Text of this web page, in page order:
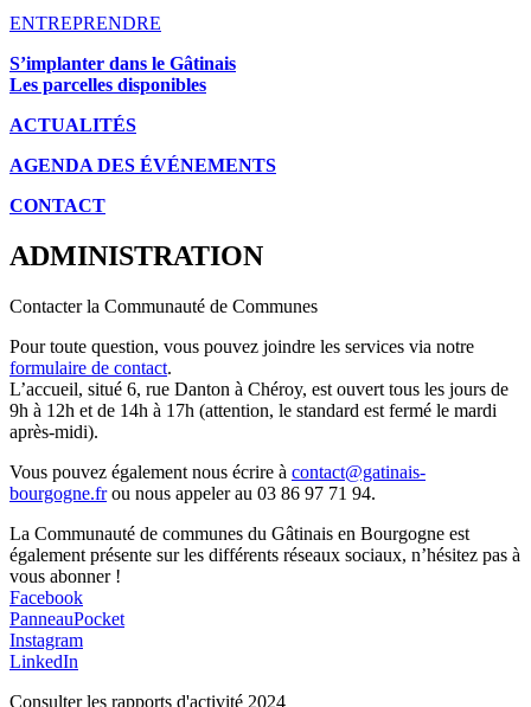
ENTREPRENDRE
S’implanter dans le Gâtinais
Les parcelles disponibles
ACTUALITÉS
AGENDA DES ÉVÉNEMENTS
CONTACT
ADMINISTRATION
Contacter la Communauté de Communes
Pour toute question, vous pouvez joindre les services via notre
formulaire de contact.
L’accueil, situé 6, rue Danton à Chéroy, est ouvert tous les jours de
9h à 12h et de 14h à 17h (attention, le standard est fermé le mardi
après-midi).
Vous pouvez également nous écrire à contact@gatinais-
bourgogne.frou nous appeler au 03 86 97 71 94.
La Communauté de communes du Gâtinais en Bourgogne est
également présente sur les différents réseaux sociaux, n’hésitez pas à
vous abonner !
Facebook
PanneauPocket
Instagram
LinkedIn
Consulter les rapports d'activité 2024